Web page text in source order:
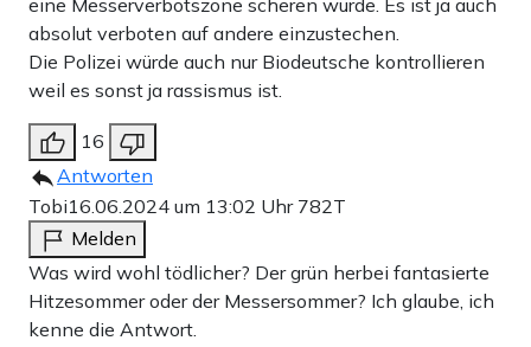
eine Messerverbotszone scheren würde. Es ist ja auch
absolut verboten auf andere einzustechen.
Die Polizei würde auch nur Biodeutsche kontrollieren
weil es sonst ja rassismus ist.
16
Antworten
Tobi16.06.2024 um 13:02 Uhr 782T
Melden
Was wird wohl tödlicher? Der grün herbei fantasierte
Hitzesommer oder der Messersommer? Ich glaube, ich
kenne die Antwort.